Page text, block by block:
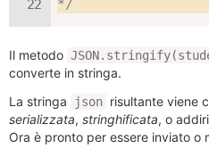
*/
Il metodo
converte in stringa.
La stringa
json risultante viene
serializzata, stringhificata, o
Ora è pronto per essere inviato o